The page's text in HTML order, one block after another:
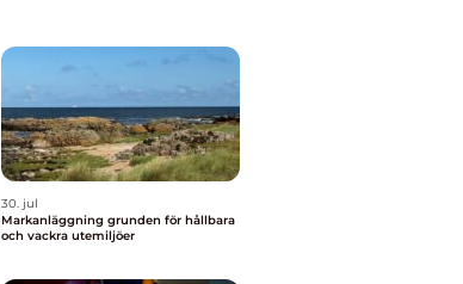
30. jul
Markanläggning grunden för hållbara
och vackra utemiljöer